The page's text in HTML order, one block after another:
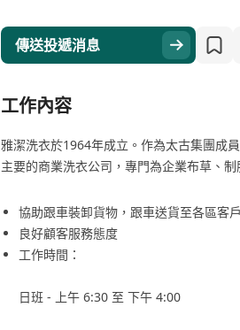
傳送投遞消息
工作內容
雅潔洗衣於1964年成立。作為太古集團成
主要的商業洗衣公司，專門為企業布草、
協助跟車裝卸貨物，跟車送貨至各區客戶
良好顧客服務態度
工作時間：
日班 - 上午 6:30 至 下午 4:00